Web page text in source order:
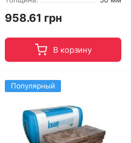
958.61 грн
В корзину
Популярный